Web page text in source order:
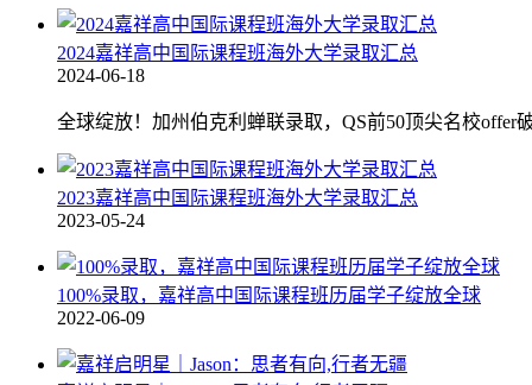
2024嘉祥高中国际课程班海外大学录取汇总
2024-06-18
全球绽放！加州伯克利蝉联录取，QS前50顶尖名校offer
2023嘉祥高中国际课程班海外大学录取汇总
2023-05-24
100%录取，嘉祥高中国际课程班历届学子绽放全球
2022-06-09